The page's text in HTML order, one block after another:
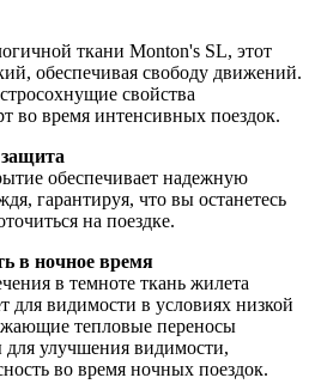
ткани Monton's SL, этот
обеспечивая свободу движений.
свойства
во время интенсивных поездок.
обеспечивает надежную
гарантируя, что вы останетесь
на поездке.
в ночное время
в темноте ткань жилета
для видимости в условиях низкой
тепловые переносы
для улучшения видимости,
во время ночных поездок.